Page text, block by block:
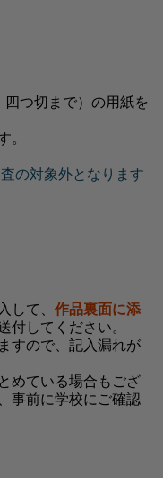
つ切まで）の用紙を
。
の対象外となります
して、 作品裏面に添
付してください。
すので、記入漏れが
めている場合もござ
事前に学校にご確認